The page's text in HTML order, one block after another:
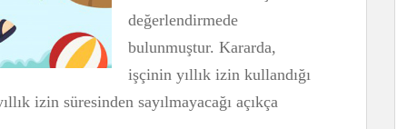
değerlendirmede
bulunmuştur. Kararda,
işçinin yıllık izin kullandığı
izin süresinden sayılmayacağı açıkça